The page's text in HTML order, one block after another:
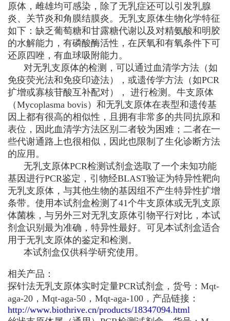
原体，雌雄均可感染，除了无乳症还可以引发乳腺
炎、关节炎和角膜结膜炎。无乳支原体生物化学特征
如下：缺乏葡萄糖和甘露糖代谢以及对精氨酸和明胶
的水解能力，有磷酸酶活性，在厌氧和有氧条件下可
还原四唑，有血球吸附能力。
对无乳支原体的检测，可以通过血清学方法（如
免疫荧光法和免疫印迹法），或遗传学方法（如PCR
扩增或寡核苷酸互补配对）， 进行检测。牛支原体
（Mycoplasma bovis）和无乳支原体在表型和遗传基
因上都有很高的相似性，且拥有非常多的共同抗原和
表位，因此血清学方法区别二者较为困难；二者在一
些代谢通路上也很相似，因此也限制了生化诊断方法
的应用。
无乳支原体PCR检测试剂盒选取了一个未知功能
基因进行PCR鉴定，引物经BLAST验证为特异性靶向
无乳支原体，与其他生物的基因组不产生特异性扩增
条带。使用本试剂盒检测了41个牛支原体或无乳支原
体菌株，与另外三对无乳支原体引物平行对比，本试
剂盒识别最为准确，特异性最好。可见本试剂盒适合
用于无乳支原体的鉴定和检测。
本试剂盒仅供科学研究使用。
相关产品：
探针法无乳支原体实时定量PCR试剂盒，货号：Mqt-
aga-20，Mqt-aga-50，Mqt-aga-100，产品链接：
http://www.biothrive.cn/products/18347094.html